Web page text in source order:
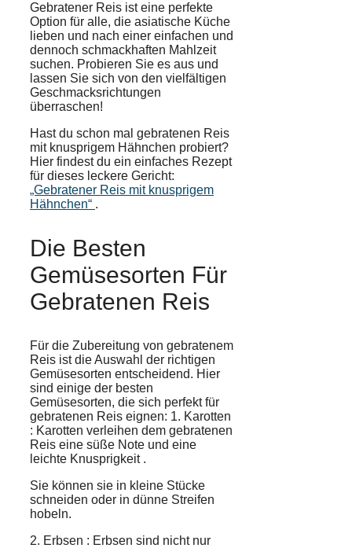
Gebratener Reis ist eine perfekte
Option für alle, die asiatische Küche
lieben und nach einer einfachen und
dennoch schmackhaften Mahlzeit
suchen. Probieren Sie es aus und
lassen Sie sich von den vielfältigen
Geschmacksrichtungen
überraschen!
Hast du schon mal gebratenen Reis
mit knusprigem Hähnchen probiert?
Hier findest du ein einfaches Rezept
für dieses leckere Gericht:
„Gebratener Reis mit knusprigem
Hähnchen“ .
Die Besten
Gemüsesorten Für
Gebratenen Reis
Für die Zubereitung von gebratenem
Reis ist die Auswahl der richtigen
Gemüsesorten entscheidend. Hier
sind einige der besten
Gemüsesorten, die sich perfekt für
gebratenen Reis eignen: 1. Karotten
: Karotten verleihen dem gebratenen
Reis eine süße Note und eine
leichte Knusprigkeit .
Sie können sie in kleine Stücke
schneiden oder in dünne Streifen
hobeln.
2. Erbsen : Erbsen sind nicht nur